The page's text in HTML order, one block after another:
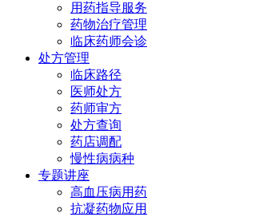
用药指导服务
药物治疗管理
临床药师会诊
处方管理
临床路径
医师处方
药师审方
处方查询
药店调配
慢性病病种
专题讲座
高血压病用药
抗凝药物应用